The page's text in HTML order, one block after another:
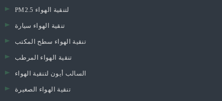
PM2.5 لتنقية الهواء
تنقية الهواء سيارة
تنقية الهواء سطح المكتب
تنقية الهواء المرطب
السالب أيون لتنقية الهواء
تنقية الهواء الصغيرة